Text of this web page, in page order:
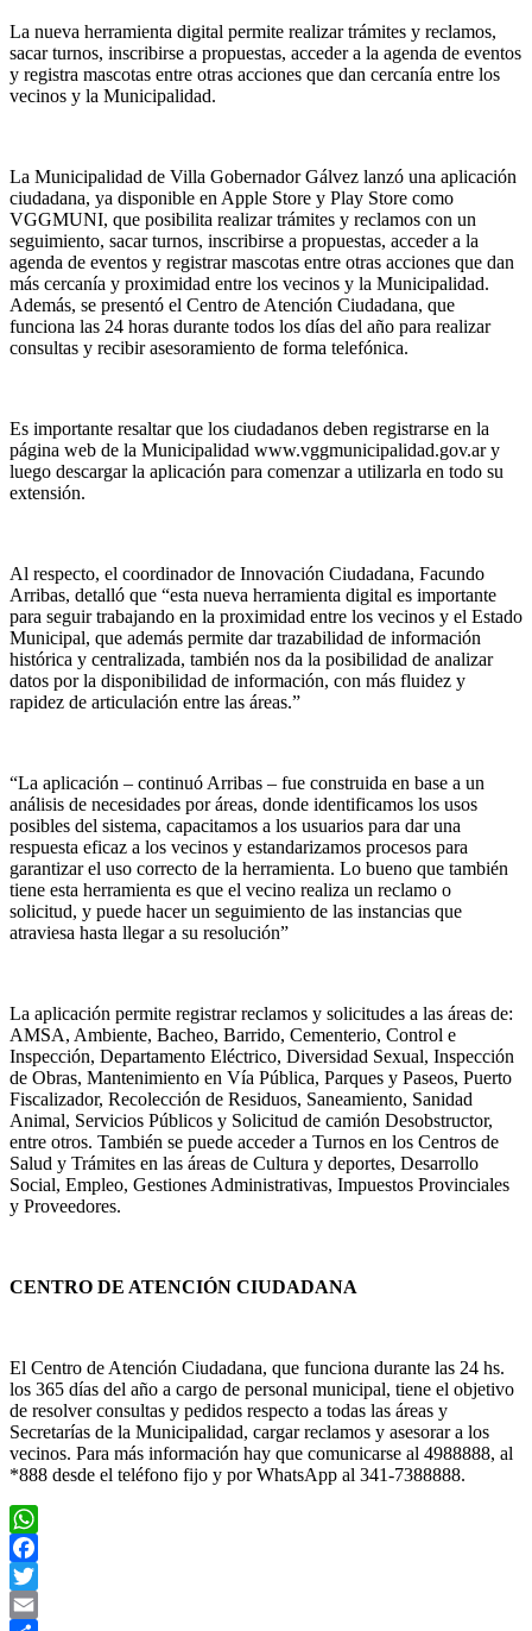
La nueva herramienta digital permite realizar trámites y reclamos,
sacar turnos, inscribirse a propuestas, acceder a la agenda de eventos
y registra mascotas entre otras acciones que dan cercanía entre los
vecinos y la Municipalidad.
La Municipalidad de Villa Gobernador Gálvez lanzó una aplicación
ciudadana, ya disponible en Apple Store y Play Store como
VGGMUNI, que posibilita realizar trámites y reclamos con un
seguimiento, sacar turnos, inscribirse a propuestas, acceder a la
agenda de eventos y registrar mascotas entre otras acciones que dan
más cercanía y proximidad entre los vecinos y la Municipalidad.
Además, se presentó el Centro de Atención Ciudadana, que
funciona las 24 horas durante todos los días del año para realizar
consultas y recibir asesoramiento de forma telefónica.
Es importante resaltar que los ciudadanos deben registrarse en la
página web de la Municipalidad www.vggmunicipalidad.gov.ar y
luego descargar la aplicación para comenzar a utilizarla en todo su
extensión.
Al respecto, el coordinador de Innovación Ciudadana, Facundo
Arribas, detalló que “esta nueva herramienta digital es importante
para seguir trabajando en la proximidad entre los vecinos y el Estado
Municipal, que además permite dar trazabilidad de información
histórica y centralizada, también nos da la posibilidad de analizar
datos por la disponibilidad de información, con más fluidez y
rapidez de articulación entre las áreas.”
“La aplicación – continuó Arribas – fue construida en base a un
análisis de necesidades por áreas, donde identificamos los usos
posibles del sistema, capacitamos a los usuarios para dar una
respuesta eficaz a los vecinos y estandarizamos procesos para
garantizar el uso correcto de la herramienta. Lo bueno que también
tiene esta herramienta es que el vecino realiza un reclamo o
solicitud, y puede hacer un seguimiento de las instancias que
atraviesa hasta llegar a su resolución”
La aplicación permite registrar reclamos y solicitudes a las áreas de:
AMSA, Ambiente, Bacheo, Barrido, Cementerio, Control e
Inspección, Departamento Eléctrico, Diversidad Sexual, Inspección
de Obras, Mantenimiento en Vía Pública, Parques y Paseos, Puerto
Fiscalizador, Recolección de Residuos, Saneamiento, Sanidad
Animal, Servicios Públicos y Solicitud de camión Desobstructor,
entre otros. También se puede acceder a Turnos en los Centros de
Salud y Trámites en las áreas de Cultura y deportes, Desarrollo
Social, Empleo, Gestiones Administrativas, Impuestos Provinciales
y Proveedores.
CENTRO DE ATENCIÓN CIUDADANA
El Centro de Atención Ciudadana, que funciona durante las 24 hs.
los 365 días del año a cargo de personal municipal, tiene el objetivo
de resolver consultas y pedidos respecto a todas las áreas y
Secretarías de la Municipalidad, cargar reclamos y asesorar a los
vecinos. Para más información hay que comunicarse al 4988888, al
*888 desde el teléfono fijo y por WhatsApp al 341-7388888.
WhatsApp
Facebook
Twitter